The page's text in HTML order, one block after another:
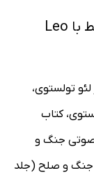
خرید و شنیدن کتاب‌های صوتی مرتبط با Leo
تولستوی،
کتاب
صوتی جنگ و
جنگ و صلح (جلد